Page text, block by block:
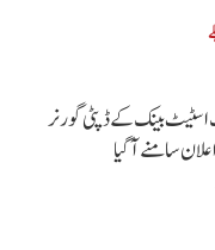
اسٹیٹ بینک کے ڈپٹی گورنر
سامنے آگیا